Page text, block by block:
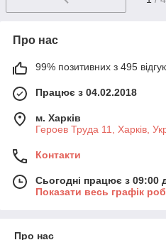
Про нас
99% позитивних з 495
Працює з 04.02.2018
м. Харків
Героев Труда 11, Харків,
Контакти
Сьогодні працює з 09:00
Показати весь графік
Про нас